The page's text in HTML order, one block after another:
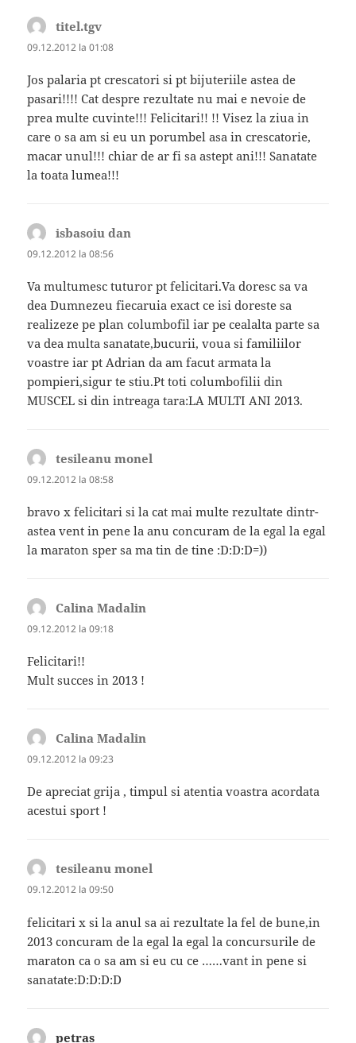
titel.tgv
09.12.2012 la 01:08
Jos palaria pt crescatori si pt bijuteriile astea de
pasari!!!! Cat despre rezultate nu mai e nevoie de
prea multe cuvinte!!! Felicitari!! !! Visez la ziua in
care o sa am si eu un porumbel asa in crescatorie,
macar unul!!! chiar de ar fi sa astept ani!!! Sanatate
la toata lumea!!!
isbasoiu dan
09.12.2012 la 08:56
Va multumesc tuturor pt felicitari.Va doresc sa va
dea Dumnezeu fiecaruia exact ce isi doreste sa
realizeze pe plan columbofil iar pe cealalta parte sa
va dea multa sanatate,bucurii, voua si familiilor
voastre iar pt Adrian da am facut armata la
pompieri,sigur te stiu.Pt toti columbofilii din
MUSCEL si din intreaga tara:LA MULTI ANI 2013.
tesileanu monel
09.12.2012 la 08:58
bravo x felicitari si la cat mai multe rezultate dintr-
astea vent in pene la anu concuram de la egal la egal
la maraton sper sa ma tin de tine :D:D:D=))
Calina Madalin
09.12.2012 la 09:18
Felicitari!!
Mult succes in 2013 !
Calina Madalin
09.12.2012 la 09:23
De apreciat grija , timpul si atentia voastra acordata
acestui sport !
tesileanu monel
09.12.2012 la 09:50
felicitari x si la anul sa ai rezultate la fel de bune,in
2013 concuram de la egal la egal la concursurile de
maraton ca o sa am si eu cu ce ……vant in pene si
sanatate:D:D:D:D
petras